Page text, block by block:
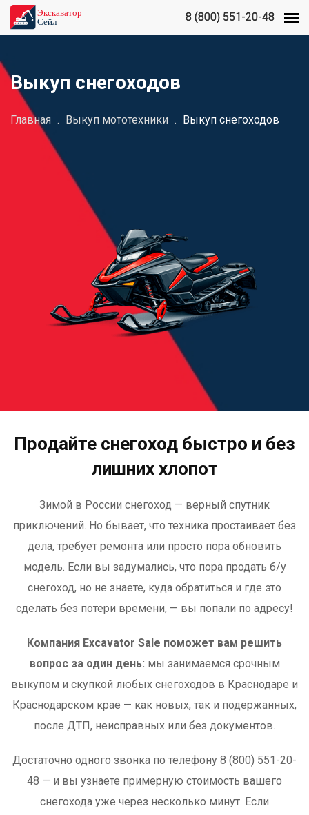
8 (800) 551-20-48
8 (800) 551-20-48
Выкуп снегоходов
Главная . Выкуп мототехники . Выкуп снегоходов
Продайте снегоход быстро и без
лишних хлопот
Зимой в России снегоход — верный спутник
приключений. Но бывает, что техника простаивает без
дела, требует ремонта или просто пора обновить
модель. Если вы задумались, что пора продать б/у
снегоход, но не знаете, куда обратиться и где это
сделать без потери времени, — вы попали по адресу!
Компания Excavator Sale поможет вам решить
вопрос за один день: мы занимаемся срочным
выкупом и скупкой любых снегоходов в Краснодаре и
Краснодарском крае — как новых, так и подержанных,
после ДТП, неисправных или без документов.
Достаточно одного звонка по телефону 8 (800) 551-20-
48 — и вы узнаете примерную стоимость вашего
снегохода уже через несколько минут. Если